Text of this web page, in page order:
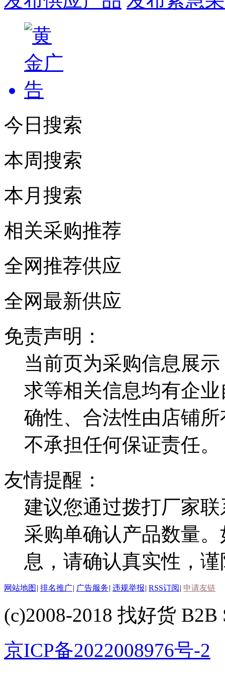
今日搜索
本周搜索
本月搜索
相关采购推荐
全网推荐供应
全网最新供应
免责声明：
当前页为采购信息展
求等相关信息均有企
确性、合法性由店铺
不承担任何保证责任。
友情提醒：
建议您通过拨打厂家
采购单确认产品数量
息，请确认真实性，
网站地图 | 排名推广| 广告服务| 违规举报| RSS订阅 | 申请友链
(c)2008-2018 找好货 B2B
京ICP备2022008976号-2